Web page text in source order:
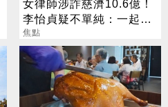
女律師涉詐慈濟10.6億！
李怡貞疑不單純：一起洗
錢？
焦點